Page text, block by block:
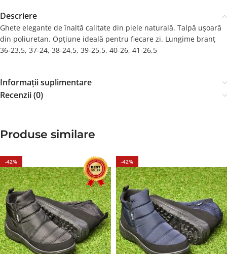
Descriere
Ghete elegante de înaltă calitate din piele naturală. Talpă ușoară
din poliuretan. Opțiune ideală pentru fiecare zi. Lungime branț
36-23,5, 37-24, 38-24,5, 39-25,5, 40-26, 41-26,5
Informații suplimentare
Recenzii (0)
Produse similare
-42% -42%